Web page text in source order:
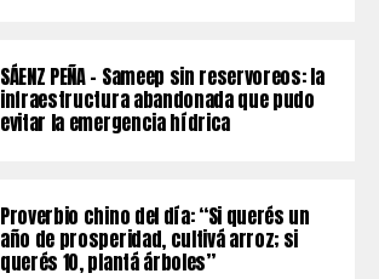
SÁENZ PEÑA – Sameep sin reservoreos: la
infraestructura abandonada que pudo
evitar la emergencia hídrica
Proverbio chino del día: “Si querés un
año de prosperidad, cultivá arroz; si
querés 10, plantá árboles”